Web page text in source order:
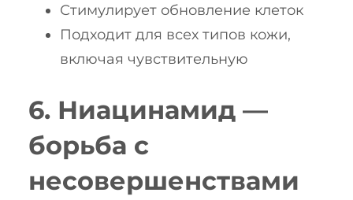
Стимулирует обновление клеток
Подходит для всех типов кожи,
включая чувствительную
6. Ниацинамид —
борьба с
несовершенствами